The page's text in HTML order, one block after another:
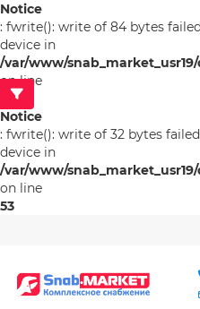
Notice
: fwrite(): write of 84 bytes
device in
/var/www/
on line
53
Notice
: fwrite(): write of 32 bytes
device in
/var/www/
on line
53